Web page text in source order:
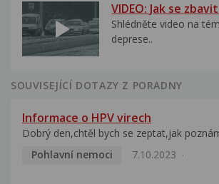
VIDEO: Jak se
Shlédněte video na
deprese..
SOUVISEJÍCÍ DOTAZY Z PORADNY
Informace o HPV virech
Dobrý den,chtěl bych se zeptat,jak
Pohlavní nemoci
7.10.2023